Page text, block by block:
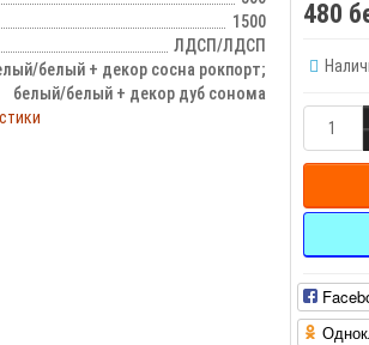
1500
ЛДСП/ЛДСП
белый + декор сосна рокпорт;
белый/белый + декор дуб сонома
480